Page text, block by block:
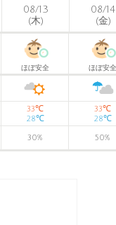
08/13
(木)
08/14
(金)
ほぼ安全 ほぼ安全
33℃
28℃
33℃
28℃
30% 50%